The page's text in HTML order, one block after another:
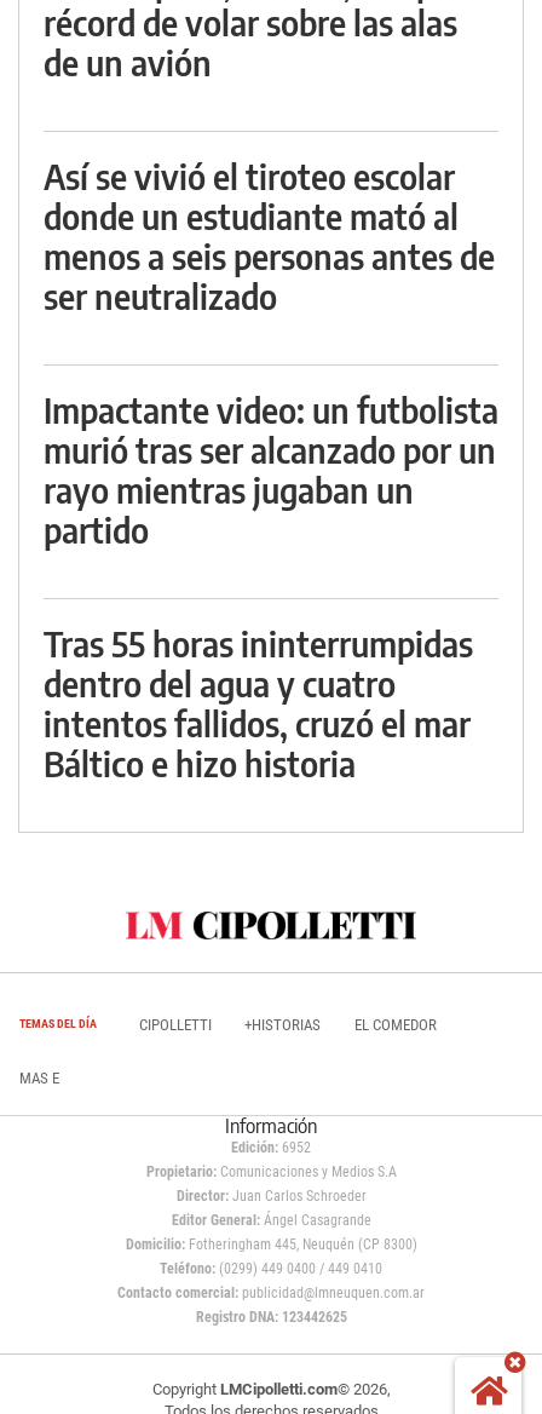
récord de volar sobre las alas
de un avión
Así se vivió el tiroteo escolar
donde un estudiante mató al
menos a seis personas antes de
ser neutralizado
Impactante video: un futbolista
murió tras ser alcanzado por un
rayo mientras jugaban un
partido
Tras 55 horas ininterrumpidas
dentro del agua y cuatro
intentos fallidos, cruzó el mar
Báltico e hizo historia
TEMAS DEL DÍA CIPOLLETTI +HISTORIAS EL COMEDOR
MAS E
Información
Edición: 6952
Propietario:Comunicaciones y Medios S.A
Director: Juan Carlos Schroeder
Editor General:Ángel Casagrande
Domicilio:Fotheringham 445, Neuquén (CP 8300)
Teléfono: (0299) 449 0400 / 449 0410
Contacto comercial: publicidad@lmneuquen.com.ar
Registro DNA: 123442625
Copyright LMCipolletti.com© 2026,